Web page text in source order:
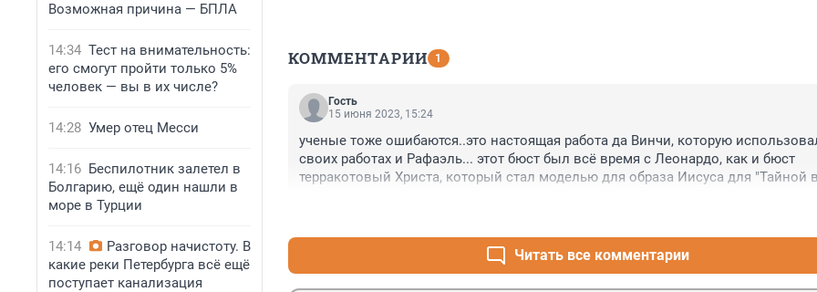
Возможная причина — БПЛА
14:34 Тест на внимательность:
его смогут пройти только 5%
человек — вы в их числе?
14:28 Умер отец Месси
14:16 Беспилотник залетел в
Болгарию, ещё один нашли в
море в Турции
14:14
Разговор начистоту. В
какие реки Петербурга всё ещё
поступает канализация
КОММЕНТАРИИ 1
Гость
15 июня 2023, 15:24
ученые тоже ошибаются..это настоящая работа да Винчи, которую
своих работах и Рафаэль... этот бюст был всё время с Леонардо, как и бюст
терракотовый Христа, который стал моделью для образа Иисуса для "Тайной
Читать все комментарии